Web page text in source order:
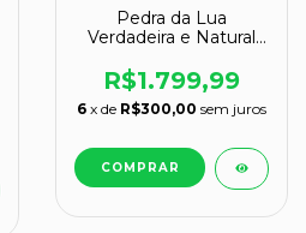
Pedra da Lua
Verdadeira e Natural
Classe B
R$1.799,99
6 x de R$300,00 sem juros